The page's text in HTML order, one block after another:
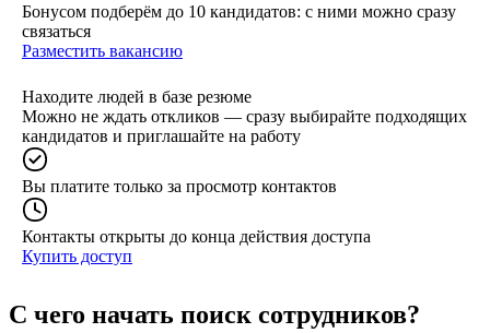
Бонусом подберём до 10 кандидатов: с ними можно сразу
связаться
Разместить вакансию
Находите людей в базе резюме
Можно не ждать откликов — сразу выбирайте подходящих
кандидатов и приглашайте на работу
Вы платите только за просмотр контактов
Контакты открыты до конца действия доступа
Купить доступ
С чего начать поиск сотрудников?